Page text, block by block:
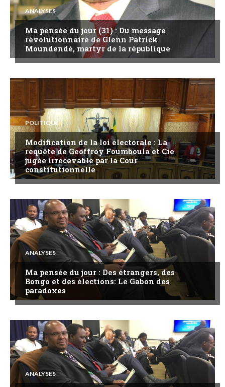
ANALYSES
Ma pensée du jour (31) : Du message
révolutionnaire de Glenn Patrick
Moundendé, martyr de la république
POLITIQUE
Modification de la loi électorale : La
requête de Geoffroy Foumboula et Cie
jugée irrecevable par la Cour
constitutionnelle
ANALYSES
Ma pensée du jour : Des étrangers, des
Bongo et des élections: Le Gabon des
paradoxes
ANALYSES